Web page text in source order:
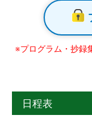
※プログラム・抄録
日程表